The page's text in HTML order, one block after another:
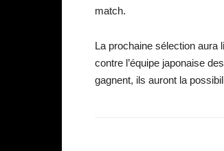
match.
La prochaine sélection aura
contre l’équipe japonaise
gagnent, ils auront la